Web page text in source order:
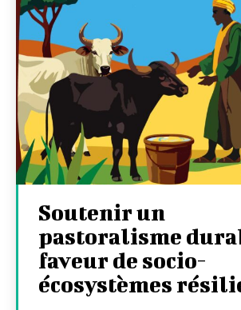
Soutenir un
pastoralisme
faveur de socio-
écosystèmes